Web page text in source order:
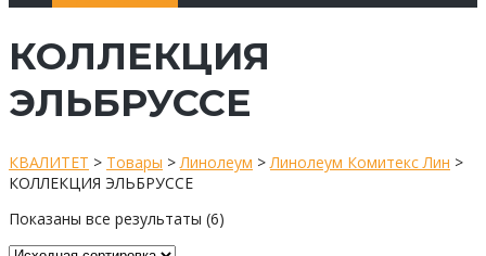
КОЛЛЕКЦИЯ
ЭЛЬБРУССЕ
КВАЛИТЕТ > Товары >Линолеум >Линолеум Комитекс Лин >
КОЛЛЕКЦИЯ ЭЛЬБРУССЕ
Показаны все результаты (6)